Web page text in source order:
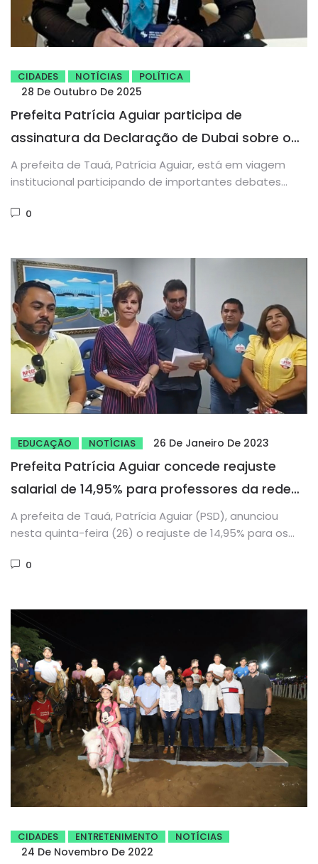
CIDADES NOTÍCIAS POLÍTICA
28 De Outubro De 2025
Prefeita Patrícia Aguiar participa de
assinatura da Declaração de Dubai sobre o
Futuro da Governança Urbana
A prefeita de Tauá, Patrícia Aguiar, está em viagem
institucional participando de importantes debates
0
EDUCAÇÃO NOTÍCIAS 26 De Janeiro De 2023
Prefeita Patrícia Aguiar concede reajuste
salarial de 14,95% para professores da rede
pública de ensino de Tauá
A prefeita de Tauá, Patrícia Aguiar (PSD), anunciou
nesta quinta-feira (26) o reajuste de 14,95% para os
0
CIDADES ENTRETENIMENTO NOTÍCIAS
24 De Novembro De 2022